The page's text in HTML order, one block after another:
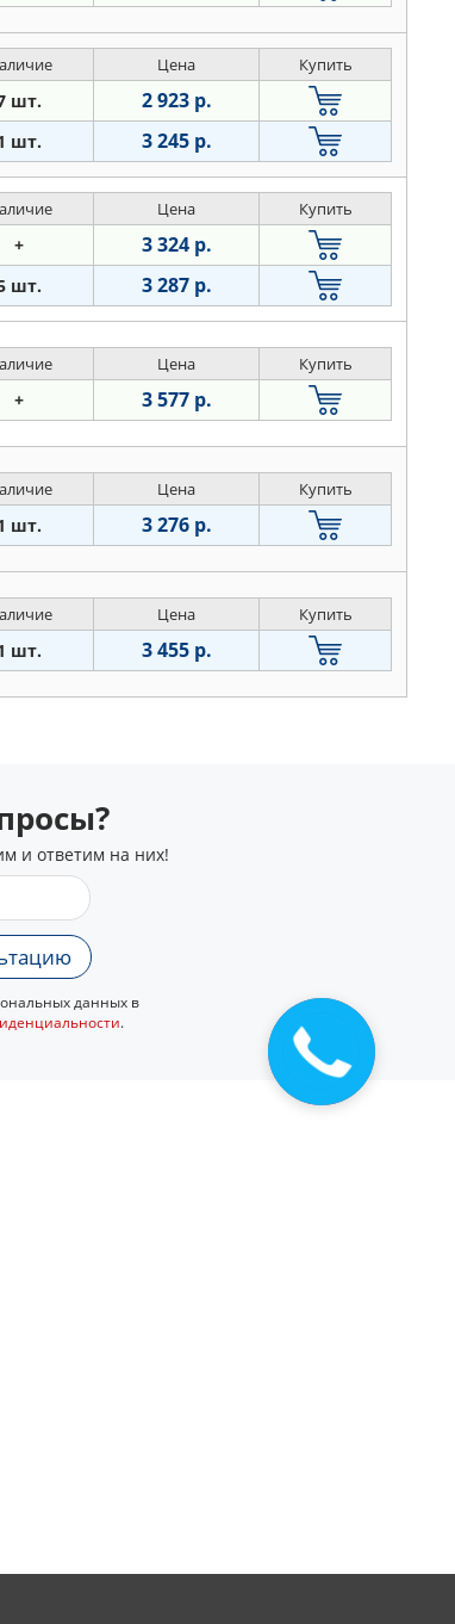
Цена Купить
шт. 2 923 р.
шт. 3 245 р.
Цена Купить
+ 3 324 р.
шт. 3 287 р.
Цена Купить
+ 3 577 р.
Цена Купить
шт. 3 276 р.
Цена Купить
шт. 3 455 р.
и ответим на них!
данных в
.